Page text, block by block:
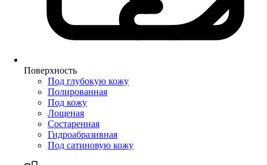
Поверхность
Под глубокую кожу
Полированная
Под кожу
Лощеная
Состаренная
Гидроабразивная
Под сатиновую кожу